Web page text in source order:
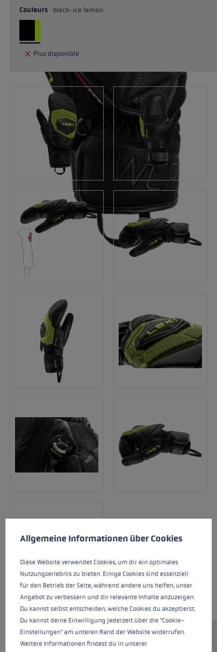
Couleurs black-ice lemon
Plus disponible
Vous souhaitez faire de la compétition et vous
This website uses cookies to give you the best possible experience.
Allgemeine Informationen über Cookies
Diese Website verwendet Cookies, um dir ein optimales
Nutzungserlebnis zu bieten. Einige Cookies sind essenziell
für den Betrieb der Seite, während andere uns helfen, unser
Angebot zu verbessern und dir relevante Inhalte anzuzeigen.
Du kannst selbst entscheiden, welche Cookies du akzeptierst.
Du kannst deine Einwilligung jederzeit über die "Cookie-
Einstellungen" am unteren Rand der Website widerrufen.
Weitere Informationen findest du in unserer